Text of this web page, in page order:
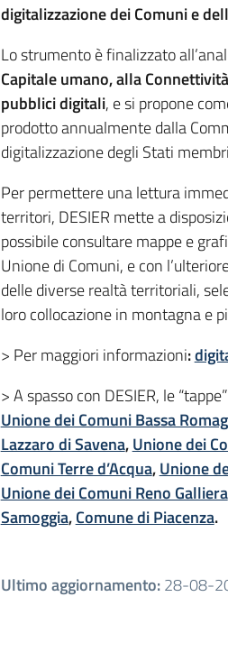
digitalizzazione dei Comuni e
Lo strumento è finalizzato
Capitale umano, alla
pubblici digitali, e si propone
prodotto annualmente dalla
digitalizzazione degli Stati
Per permettere una lettura
territori, DESIER mette a
possibile consultare mappe e
Unione di Comuni, e con
delle diverse realtà territoriali,
loro collocazione in montagna e
> Per maggiori informazioni:
> A spasso con DESIER, le
Unione dei Comuni Bassa
Lazzaro di Savena,Unione dei
Comuni Terre d’Acqua,Unione
Unione dei Comuni Reno Galliera
Samoggia,Comune di Piacenza.
Ultimo aggiornamento:28-08-